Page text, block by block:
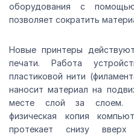
оборудования с помощью
позволяет сократить
Новые принтеры
печати. Работа
пластиковой нити
наносит материал на
месте слой за слоем.
физическая копия
протекает снизу